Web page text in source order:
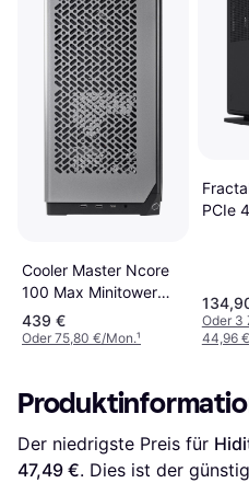
Cooler Master Ncore
100 Max Minitower
Gehäuse
439 €
Oder 75,80 €/Mon.¹
PCIe
Oder 3
44,96 €
Der niedrigste Preis für
47,49 €. Dies ist der